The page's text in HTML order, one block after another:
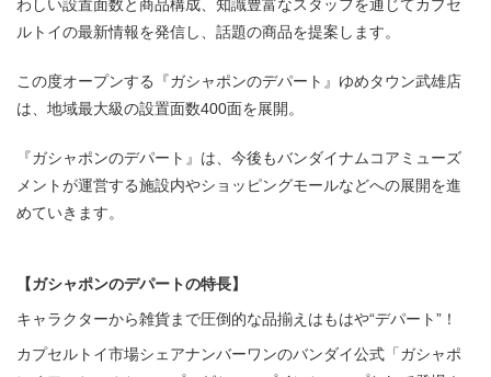
わしい設置面数と商品構成、知識豊富なスタッフを通じてカプセ
ルトイの最新情報を発信し、話題の商品を提案します。
この度オープンする『ガシャポンのデパート』ゆめタウン武雄店
は、地域最大級の設置面数400面を展開。
『ガシャポンのデパート』は、今後もバンダイナムコアミューズ
メントが運営する施設内やショッピングモールなどへの展開を進
めていきます。
【ガシャポンのデパートの特長】
キャラクターから雑貨まで圧倒的な品揃えはもはや“デパート”！
カプセルトイ市場シェアナンバーワンのバンダイ公式「ガシャポ